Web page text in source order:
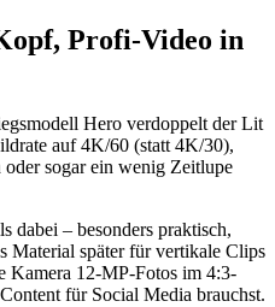
Profi-Video in
Hero verdoppelt der Lit
auf 4K/60 (statt 4K/30),
oder sogar ein wenig Zeitlupe
dabei – besonders praktisch,
Material später für vertikale Clips
Kamera 12-MP-Fotos im 4:3-
für Social Media brauchst.